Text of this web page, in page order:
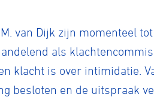
van Dijk zijn momenteel
als
klacht is over intimidatie.
besloten en de uitspraak